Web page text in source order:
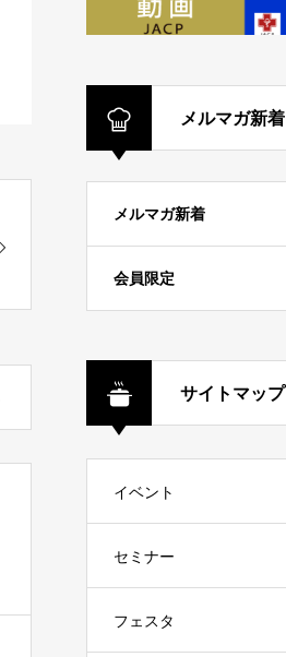
メルマガ新着
メルマガ新着
会員限定
サイトマップ
イベント
セミナー
フェスタ